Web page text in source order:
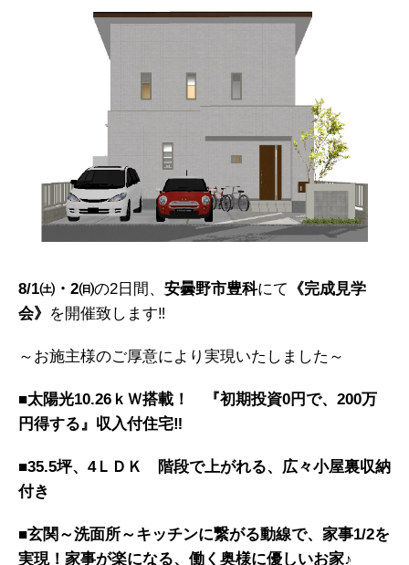
8/1㈯・2㈰の2日間、 安曇野市豊科にて 《完成見学
会》 を開催致します‼
～お施主様のご厚意により実現いたしました～
■太陽光10.26ｋＷ搭載！
『初期投資0円で、200万
円得する』収入付住宅‼
■35.5坪、4ＬＤＫ
階段で上がれる、広々小屋裏収納
付き
■玄関～洗面所～キッチンに繋がる動線で、家事1/2を
実現！ 家事が楽になる、働く奥様に優しいお家♪